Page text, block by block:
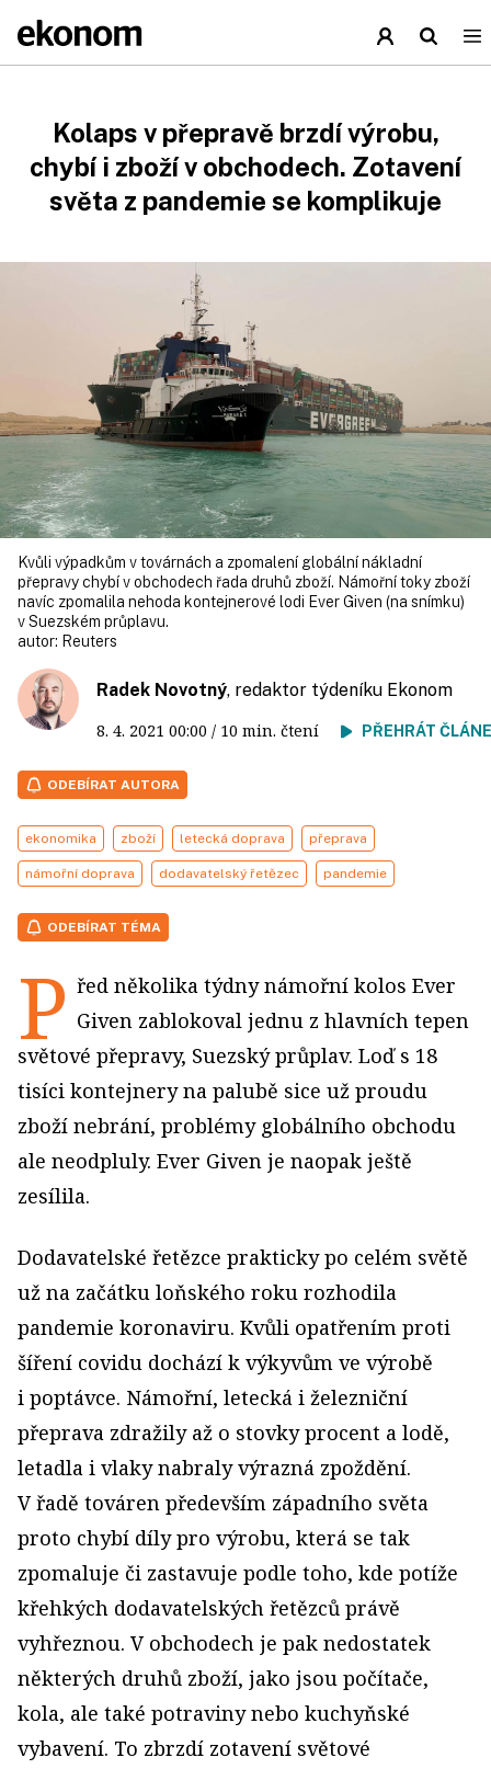
Kolaps v přepravě brzdí výrobu,
chybí i zboží v obchodech. Zotavení
světa z pandemie se komplikuje
Kvůli výpadkům v továrnách a zpomalení globální nákladní
přepravy chybí v obchodech řada druhů zboží. Námořní toky zboží
navíc zpomalila nehoda kontejnerové lodi Ever Given (na snímku)
v Suezském průplavu.
autor: Reuters
Radek Novotný, redaktor týdeníku Ekonom
8. 4. 2021 00:00 / 10 min. čtení PŘEHRÁT
ODEBÍRAT AUTORA
ekonomika zboží letecká doprava přeprava
námořní doprava dodavatelský řetězec pandemie
ODEBÍRAT TÉMA
P řed několika týdny námořní kolos Ever
Given zablokoval jednu z hlavních tepen
světové přepravy, Suezský průplav. Loď s 18
tisíci kontejnery na palubě sice už proudu
zboží nebrání, problémy globálního obchodu
ale neodpluly. Ever Given je naopak ještě
zesílila.
Dodavatelské řetězce prakticky po celém světě
už na začátku loňského roku rozhodila
pandemie koronaviru. Kvůli opatřením proti
šíření covidu dochází k výkyvům ve výrobě
i poptávce. Námořní, letecká i železniční
přeprava zdražily až o stovky procent a lodě,
letadla i vlaky nabraly výrazná zpoždění.
V řadě továren především západního světa
proto chybí díly pro výrobu, která se tak
zpomaluje či zastavuje podle toho, kde potíže
křehkých dodavatelských řetězců právě
vyhřeznou. V obcho­dech je pak nedostatek
některých druhů zboží, jako jsou počítače,
kola, ale také potraviny nebo kuchyňské
vybavení. To zbrzdí zotavení světové